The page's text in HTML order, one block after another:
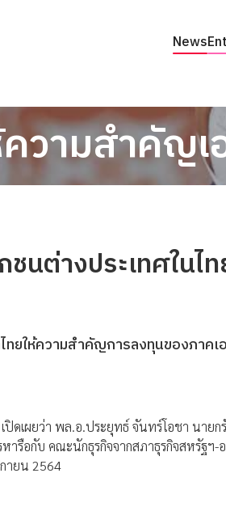
News
วามสำคัญเ
นต่างประเทศในไ
ยให้ความสำคัญการลงทุนของภาคเ
ดเผยว่า พล.อ.ประยุทธ์ จันทร์โอชา นาย
รือกับ คณะนักธุรกิจจากสภาธุรกิจสหรัฐฯ-อ
ายน 2564